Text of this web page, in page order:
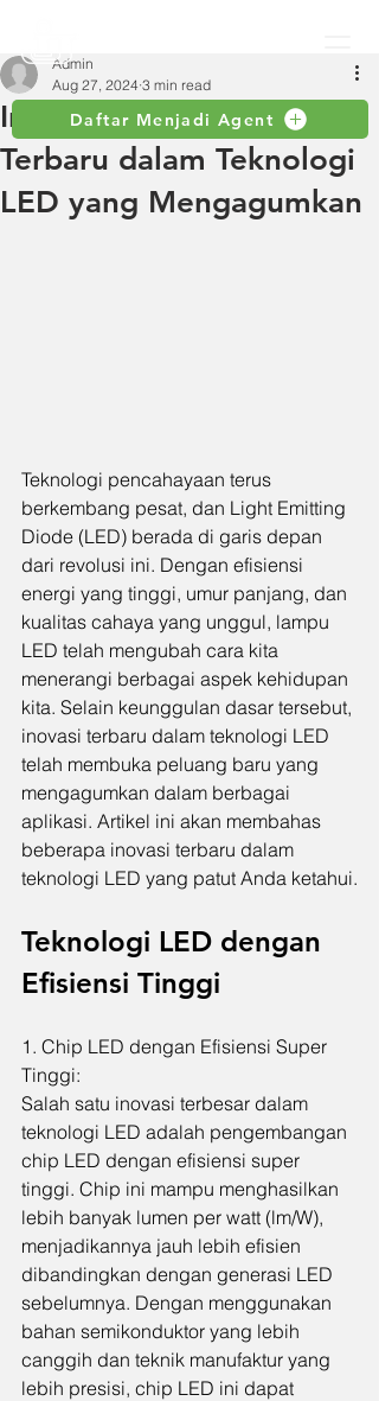
Daftar Menjadi Agent
Inilah Beragam Inovasi
Terbaru dalam Teknologi
LED yang Mengagumkan
Admin
Aug 27, 2024 3 min read
Teknologi pencahayaan terus
berkembang pesat, dan Light Emitting
Diode (LED) berada di garis depan
dari revolusi ini. Dengan efisiensi
energi yang tinggi, umur panjang, dan
kualitas cahaya yang unggul, lampu
LED telah mengubah cara kita
menerangi berbagai aspek kehidupan
kita. Selain keunggulan dasar tersebut,
inovasi terbaru dalam teknologi LED
telah membuka peluang baru yang
mengagumkan dalam berbagai
aplikasi. Artikel ini akan membahas
beberapa inovasi terbaru dalam
teknologi LED yang patut Anda ketahui.
Teknologi LED dengan
Efisiensi Tinggi
1. Chip LED dengan Efisiensi Super
Tinggi:
Salah satu inovasi terbesar dalam
teknologi LED adalah pengembangan
chip LED dengan efisiensi super
tinggi. Chip ini mampu menghasilkan
lebih banyak lumen per watt (lm/W),
menjadikannya jauh lebih efisien
dibandingkan dengan generasi LED
sebelumnya. Dengan menggunakan
bahan semikonduktor yang lebih
canggih dan teknik manufaktur yang
lebih presisi, chip LED ini dapat